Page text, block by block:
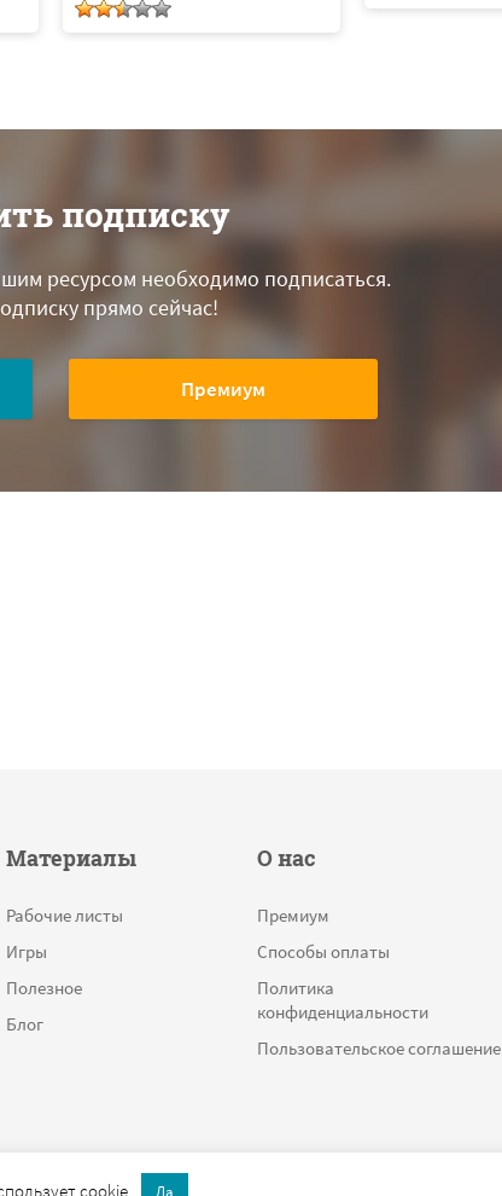
подписку
ресурсом необходимо подписаться.
прямо сейчас!
Премиум
Материалы
Рабочие листы
Игры
Полезное
Блог
О нас
Премиум
Способы оплаты
Политика
конфиденциальности
Пользовательское соглашение
cookie. Да